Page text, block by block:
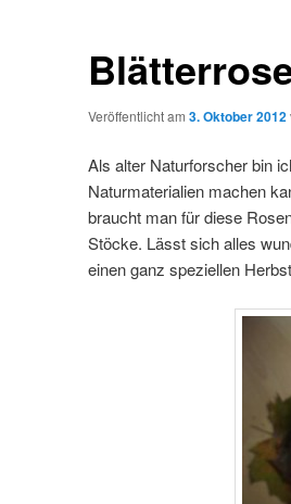
Veröffentlicht am 3. Oktober 2012
Als alter Naturforscher bin
Naturmaterialien machen
braucht man für diese
Stöcke. Lässt sich alles
einen ganz speziellen